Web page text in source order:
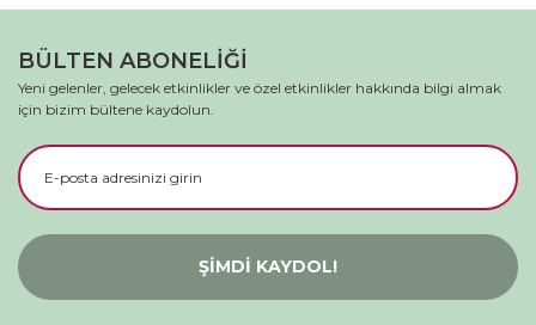
BÜLTEN ABONELİĞİ
Yeni gelenler, gelecek etkinlikler ve özel etkinlikler hakkında bilgi almak
için bizim bültene kaydolun.
ŞİMDİ KAYDOL!